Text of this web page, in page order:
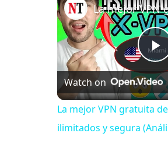
P
l
a
Watch on
La mejor VPN gratuita
ilimitados y segura